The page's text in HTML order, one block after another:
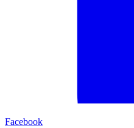
Facebook